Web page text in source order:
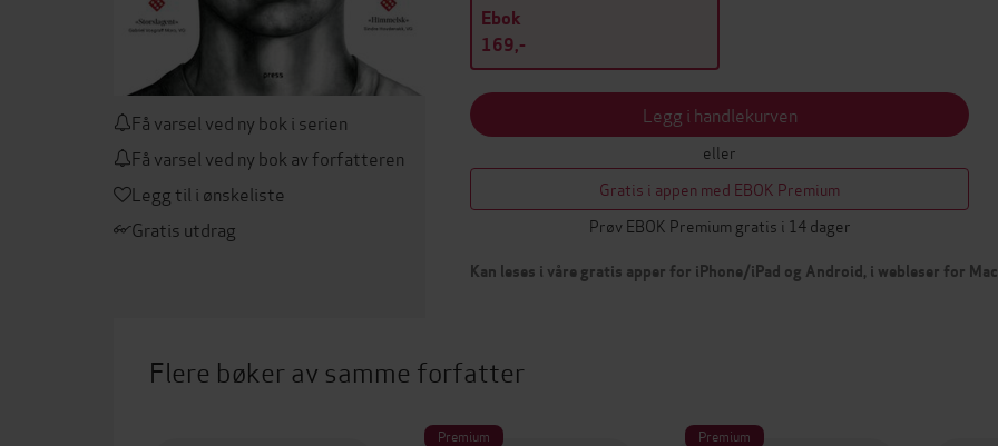
Få varsel ved ny bok i serien
Få varsel ved ny bok av forfatteren
Legg til i ønskeliste
Gratis utdrag
Ebok
169,-
Legg i handlekurven
eller
Gratis i appen med EBOK Premium
Prøv EBOK Premium gratis i 14 dager
Kan leses i våre gratis apper for iPhone/iPad og Android, i webleser for
Flere bøker av samme forfatter
Premium Premium